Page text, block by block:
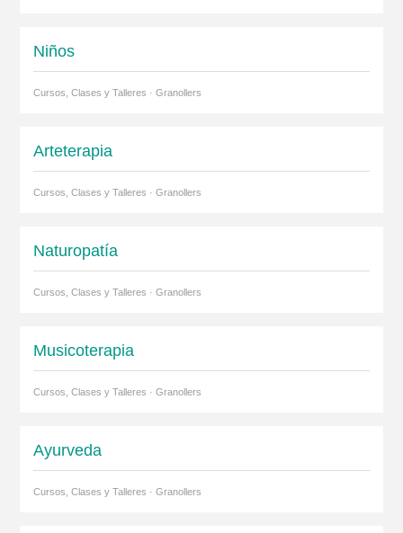
Niños
Cursos, Clases y Talleres · Granollers
Arteterapia
Cursos, Clases y Talleres · Granollers
Naturopatía
Cursos, Clases y Talleres · Granollers
Musicoterapia
Cursos, Clases y Talleres · Granollers
Ayurveda
Cursos, Clases y Talleres · Granollers